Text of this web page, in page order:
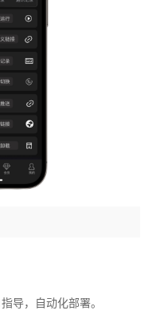
导，自动化部署。